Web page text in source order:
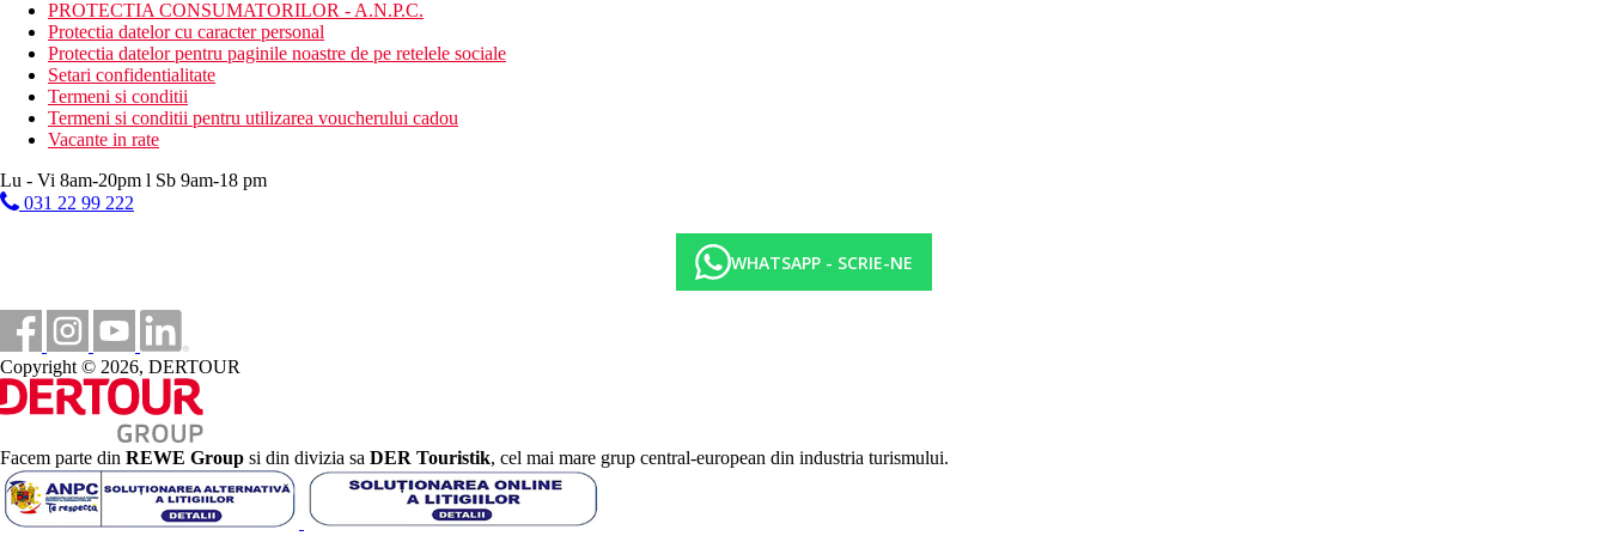
Copii
Patut gratuit, scaun pentru copii in restaurantul principal, piscina cu apa dulce pentru copii, atractii acvatice pentru cei mici.
Carduri
Site-ul web
Categoria oficiala
3 stele
Distanţe
11,5 km
Centrul orasului
1,5 km
PROTECTIA CONSUMATORILOR - A.N.P.C.
Protectia datelor cu caracter personal
Protectia datelor pentru paginile noastre de pe retelele sociale
Setari confidentialitate
Termeni si conditii
Termeni si conditii pentru utilizarea voucherului cadou
Vacante in rate
Lu - Vi 8am-20pm l Sb 9am-18 pm
031 22 99 222
WHATSAPP - SCRIE-NE
Copyright © 2026, DERTOUR
Facem parte din REWE Group si din divizia sa DER Touristik, cel mai mare grup central-european din industria turismului.